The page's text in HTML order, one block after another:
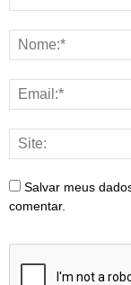
Salvar meus
comentar.